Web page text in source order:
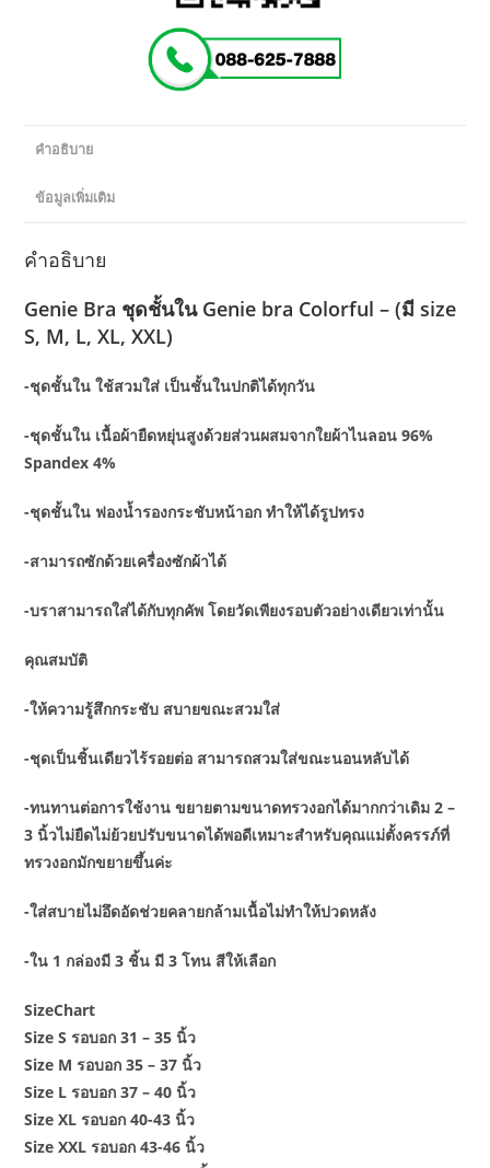
คำอธิบาย
ข้อมูลเพิ่มเติม
คำอธิบาย
Genie Bra ชุดชั้นใน Genie bra Colorful – (มี size
S, M, L, XL, XXL)
-ชุดชั้นใน ใช้สวมใส่ เป็นชั้นในปกติได้ทุกวัน
-ชุดชั้นใน เนื้อผ้ายืดหยุ่นสูงด้วยส่วนผสมจากใยผ้าไนลอน 96%
Spandex 4%
-ชุดชั้นใน ฟองน้ำรองกระชับหน้าอก ทำให้ได้รูปทรง
-สามารถซักด้วยเครื่องซักผ้าได้
-บราสามารถใส่ได้กับทุกคัพ โดยวัดเพียงรอบตัวอย่างเดียวเท่านั้น
คุณสมบัติ
-ให้ความรู้สึกกระชับ สบายขณะสวมใส่
-ชุดเป็นชิ้นเดียวไร้รอยต่อ สามารถสวมใส่ขณะนอนหลับได้
-ทนทานต่อการใช้งาน ขยายตามขนาดทรวงอกได้มากกว่าเดิม 2 –
3 นิ้วไม่ยืดไม่ย้วยปรับขนาดได้พอดีเหมาะสำหรับคุณแม่ตั้งครรภ์ที่
ทรวงอกมักขยายขึ้นค่ะ
-ใส่สบายไม่อึดอัดช่วยคลายกล้ามเนื้อไม่ทำให้ปวดหลัง
-ใน 1 กล่องมี 3 ชิ้น มี 3 โทน สีให้เลือก
SizeChart
Size S รอบอก 31 – 35 นิ้ว
Size M รอบอก 35 – 37 นิ้ว
Size L รอบอก 37 – 40 นิ้ว
Size XL รอบอก 40-43 นิ้ว
Size XXL รอบอก 43-46 นิ้ว